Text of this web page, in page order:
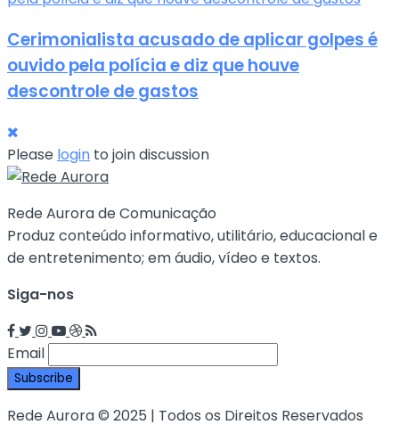
Cerimonialista acusado de aplicar golpes é
ouvido pela polícia e diz que houve
descontrole de gastos
Please login to join discussion
Rede Aurora de Comunicação
Produz conteúdo informativo, utilitário, educacional e
de entretenimento; em áudio, vídeo e textos.
Siga-nos
Email
Rede Aurora © 2025 | Todos os Direitos Reservados